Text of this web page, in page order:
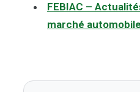
FEBIAC –
marché automobile